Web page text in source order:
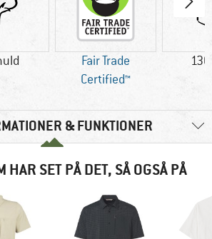
Fair Trade
Certified™
& FUNKTIONER
HAR SET PÅ DET, SÅ OGSÅ PÅ